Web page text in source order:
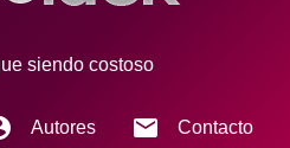
siendo costoso
Autores email Contacto